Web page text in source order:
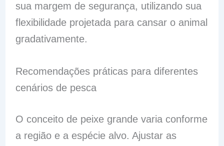
sua margem de segurança, utilizando sua
flexibilidade projetada para cansar o animal
gradativamente.
Recomendações práticas para diferentes
cenários de pesca
O conceito de peixe grande varia conforme
a região e a espécie alvo. Ajustar as